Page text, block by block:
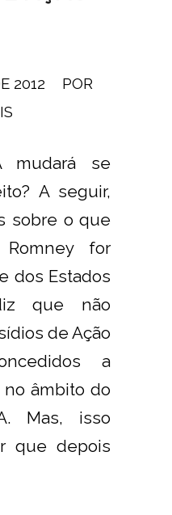
2012
POR
mudará se
A seguir,
sobre o que
for
dos Estados
que não
de Ação
a
âmbito do
Mas, isso
que depois